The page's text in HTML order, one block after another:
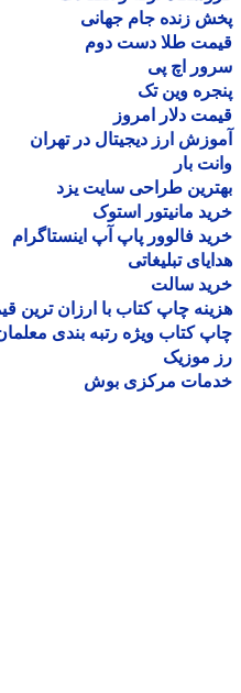
زنده جام جهانی
طلا دست دوم
اچ پی
وین تک
دلار امروز
ارز دیجیتال در تهران
بار
طراحی سایت یزد
مانیتور استوک
فالوور پاپ آپ اینستاگرام
تبلیغاتی
سالت
چاپ کتاب با ارزان ترین قیمت
کتاب ویژه رتبه بندی معلمان
موزیک
مرکزی بوش